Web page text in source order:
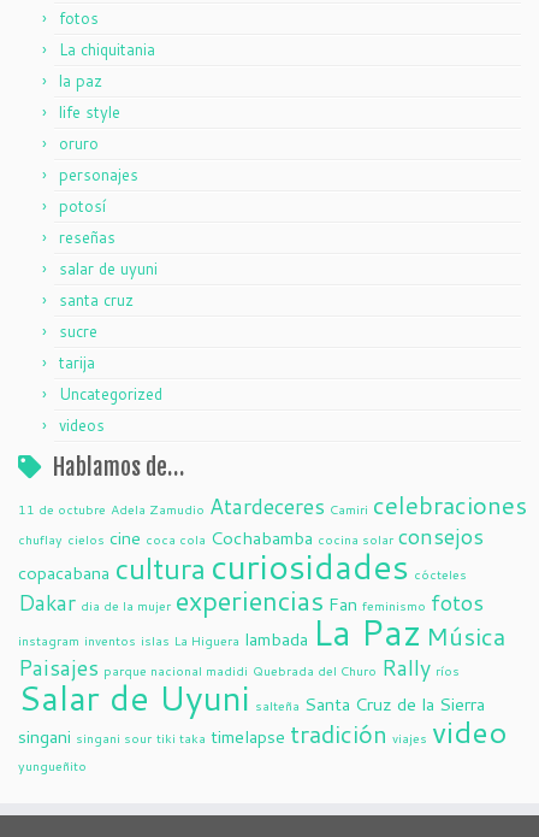
fotos
La chiquitania
la paz
life style
oruro
personajes
potosí
reseñas
salar de uyuni
santa cruz
sucre
tarija
Uncategorized
videos
Hablamos de…
11 de octubre Adela Zamudio Atardeceres Camiri celebraciones
chuflay cielos cine coca cola Cochabamba cocina solar consejos
copacabana cultura curiosidades cócteles
Dakar dia de la mujer experiencias Fan feminismo fotos
instagram inventos islas La Higuera lambada La Paz Música
Paisajes parque nacional madidi Quebrada del Churo Rally ríos
Salar de Uyuni salteña Santa Cruz de la Sierra
singani singani sour tiki taka timelapse tradición viajes video
yungueñito